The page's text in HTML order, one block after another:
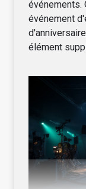
événements.
événement
élément